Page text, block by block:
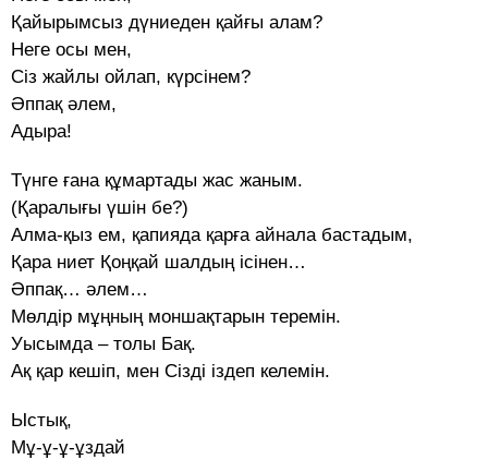
Қайырымсыз дүниеден қайғы алам?
Неге осы мен,
Сіз жайлы ойлап, күрсінем?
Әппақ әлем,
Адыра!
Түнге ғана құмартады жас жаным.
(Қаралығы үшін бе?)
Алма-қыз ем, қапияда қарға айнала бастадым,
Қара ниет Қоңқай шалдың ісінен…
Әппақ… әлем…
Мөлдір мұңның моншақтарын теремін.
Уысымда – толы Бақ.
Ақ қар кешіп, мен Сізді іздеп келемін.
Ыстық,
Мұ-ұ-ұ-ұздай